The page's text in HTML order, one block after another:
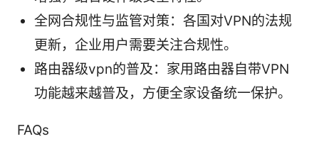
全网合规性与监管对策：各国对VPN的法规
更新，企业用户需要关注合规性。
路由器级vpn的普及：家用路由器自带VPN
功能越来越普及，方便全家设备统一保护。
FAQs